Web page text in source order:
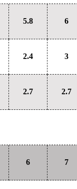
5.8 6
2.4 3
2.7 2.7
6 7